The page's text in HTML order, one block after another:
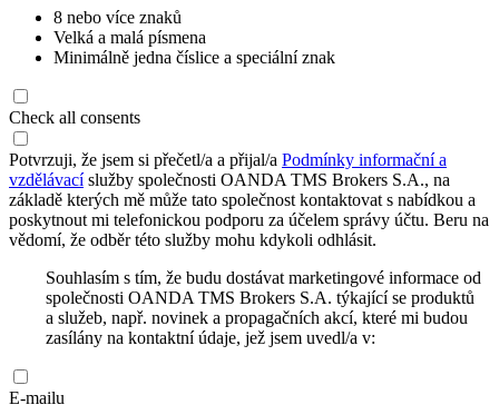
8 nebo více znaků
Velká a malá písmena
Minimálně jedna číslice a speciální znak
Check all consents
Potvrzuji, že jsem si přečetl/a a přijal/a Podmínky informační a
vzdělávacíslužby společnosti OANDA TMS Brokers S.A., na
základě kterých mě může tato společnost kontaktovat s nabídkou a
poskytnout mi telefonickou podporu za účelem správy účtu. Beru na
vědomí, že odběr této služby mohu kdykoli odhlásit.
Souhlasím s tím, že budu dostávat marketingové informace od
společnosti OANDA TMS Brokers S.A. týkající se produktů
a služeb, např. novinek a propagačních akcí, které mi budou
zasílány na kontaktní údaje, jež jsem uvedl/a v:
E-mailu